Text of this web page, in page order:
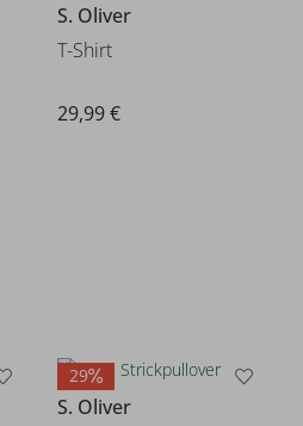
S. Oliver
T-Shirt
29,99 €
29
S. Oliver